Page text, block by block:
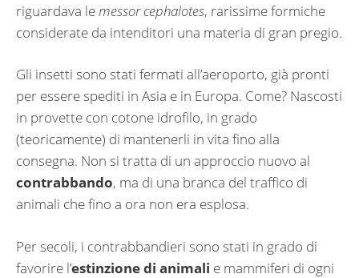
riguardava lemessor cephalotes, rarissime formiche
considerate da intenditori una materia di gran pregio.
Gli insetti sono stati fermati all’aeroporto, già pronti
per essere spediti in Asia e in Europa. Come? Nascosti
in provette con cotone idrofilo, in grado
(teoricamente) di mantenerli in vita fino alla
consegna. Non si tratta di un approccio nuovo al
contrabbando, ma di una branca del traffico di
animali che fino a ora non era esplosa.
Per secoli, i contrabbandieri sono stati in grado di
favorire l’estinzione di animali e mammiferi di ogni